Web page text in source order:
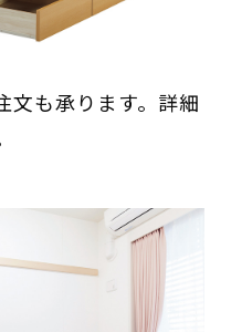
文も承ります。詳細